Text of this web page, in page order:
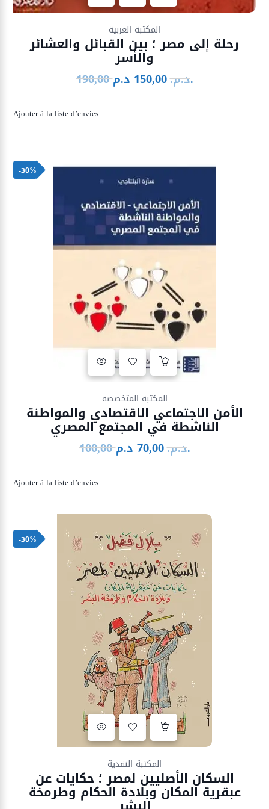
المكتبة العربية
رحلة إلى مصر ؛ بين القبائل والعشائر
والأسر
190,00 د.م.
Le
150,00 د.م.Le
Ajouter à la liste d’envies
-30%
المكتبة المتخصصة
الأمن الاجتماعي الاقتصادي والمواطنة
الناشطة في المجتمع المصري
100,00 د.م.
Le
70,00 د.م.Le
Ajouter à la liste d’envies
-30%
المكتبة النقدية
السكان الأصليين لمصر ؛ حكايات عن
عبقرية المكان وبلادة الحكام وطرمخة